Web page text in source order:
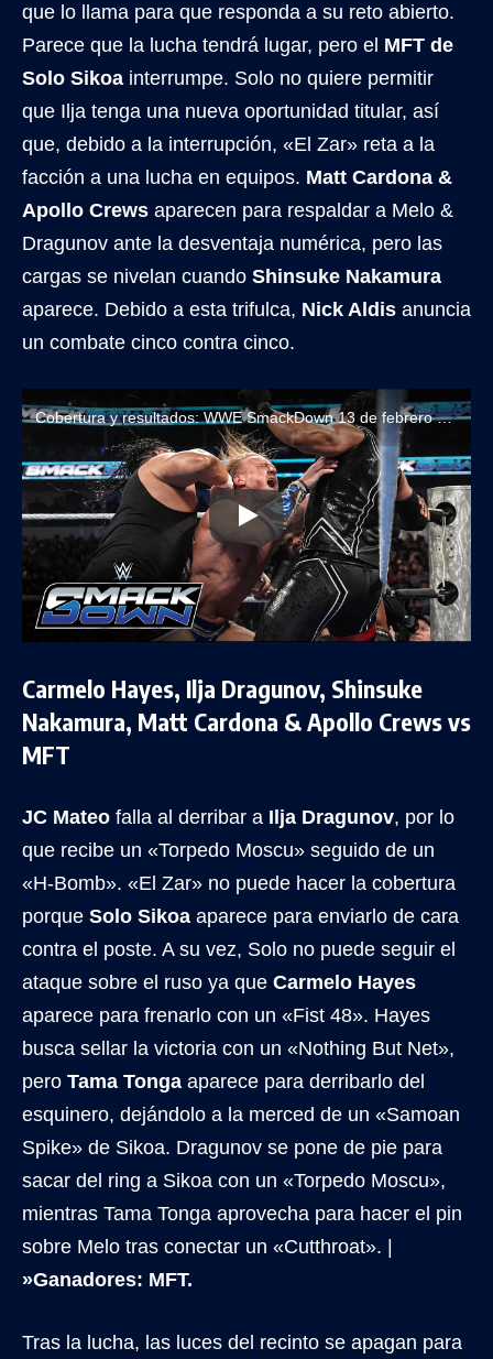
que lo llama para que responda a su reto abierto.
Parece que la lucha tendrá lugar, pero el MFT de
Solo Sikoa interrumpe. Solo no quiere permitir
que Ilja tenga una nueva oportunidad titular, así
que, debido a la interrupción, «El Zar» reta a la
facción a una lucha en equipos. Matt Cardona &
Apollo Crews aparecen para respaldar a Melo &
Dragunov ante la desventaja numérica, pero las
cargas se nivelan cuando Shinsuke Nakamura
aparece. Debido a esta trifulca, Nick Aldis anuncia
un combate cinco contra cinco.
Cobertura y resultados: WWE SmackDown 13 de febrero de 2026
Carmelo Hayes, Ilja Dragunov, Shinsuke
Nakamura, Matt Cardona & Apollo Crews vs
MFT
JC Mateo falla al derribar a Ilja Dragunov, por lo
que recibe un «Torpedo Moscu» seguido de un
«H-Bomb». «El Zar» no puede hacer la cobertura
porque Solo Sikoa aparece para enviarlo de cara
contra el poste. A su vez, Solo no puede seguir el
ataque sobre el ruso ya que Carmelo Hayes
aparece para frenarlo con un «Fist 48». Hayes
busca sellar la victoria con un «Nothing But Net»,
pero Tama Tonga aparece para derribarlo del
esquinero, dejándolo a la merced de un «Samoan
Spike» de Sikoa. Dragunov se pone de pie para
sacar del ring a Sikoa con un «Torpedo Moscu»,
mientras Tama Tonga aprovecha para hacer el pin
sobre Melo tras conectar un «Cutthroat». |
»Ganadores: MFT.
Tras la lucha, las luces del recinto se apagan para